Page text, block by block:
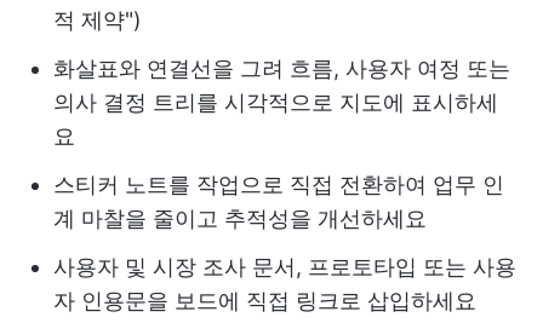
적 제약")
화살표와 연결선을 그려 흐름, 사용자 여정 또는
의사 결정 트리를 시각적으로 지도에 표시하세
요
스티커 노트를 작업으로 직접 전환하여 업무 인
계 마찰을 줄이고 추적성을 개선하세요
사용자 및 시장 조사 문서, 프로토타입 또는 사용
자 인용문을 보드에 직접 링크로 삽입하세요